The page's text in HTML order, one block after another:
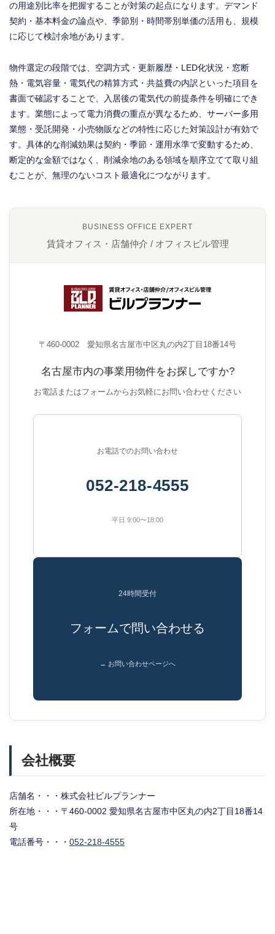
の用途別比率を把握することが対策の起点になります。デマンド
契約・基本料金の論点や、季節別・時間帯別単価の活用も、規模
に応じて検討余地があります。
物件選定の段階では、空調方式・更新履歴・LED化状況・窓断
熱・電気容量・電気代の精算方式・共益費の内訳といった項目を
書面で確認することで、入居後の電気代の前提条件を明確にでき
ます。業態によって電力消費の重点が異なるため、サーバー多用
業態・受託開発・小売物販などの特性に応じた対策設計が有効で
す。具体的な削減効果は契約・季節・運用水準で変動するため、
断定的な金額ではなく、削減余地のある領域を順序立てて取り組
むことが、無理のないコスト最適化につながります。
BUSINESS OFFICE EXPERT
賃貸オフィス・店舗仲介 / オフィスビル管理
〒460-0002 愛知県名古屋市中区丸の内2丁目18番14号
名古屋市内の事業用物件をお探しですか?
お電話またはフォームからお気軽にお問い合わせください
お電話でのお問い合わせ
052-218-4555
平日 9:00〜18:00
24時間受付
フォームで問い合わせる
→ お問い合わせページへ
会社概要
店舗名・・・株式会社ビルプランナー
所在地・・・〒460-0002 愛知県名古屋市中区丸の内2丁目18番14
号
電話番号・・・ 052-218-4555